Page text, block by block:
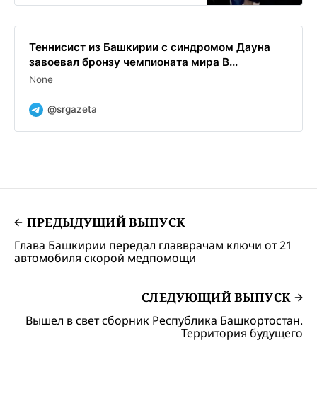
Теннисист из Башкирии с синдромом Дауна
завоевал бронзу чемпионата мира В...
None
@srgazeta
ПРЕДЫДУЩИЙ ВЫПУСК
Глава Башкирии передал главврачам ключи от 21
автомобиля скорой медпомощи
СЛЕДУЮЩИЙ ВЫПУСК
Вышел в свет сборник Республика Башкортостан.
Территория будущего